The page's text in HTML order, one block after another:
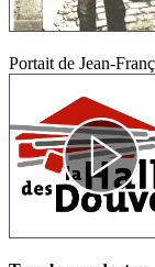
Portait de Jean-